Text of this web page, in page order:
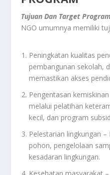
Tujuan Dan Target Program
NGO umumnya memiliki
Peningkatan kualitas
pembangunan sekolah,
memastikan akses
Pengentasan
melalui pelatihan
kecil, dan program
Pelestarian lingkungan
pohon, pengelolaan
kesadaran lingkungan.